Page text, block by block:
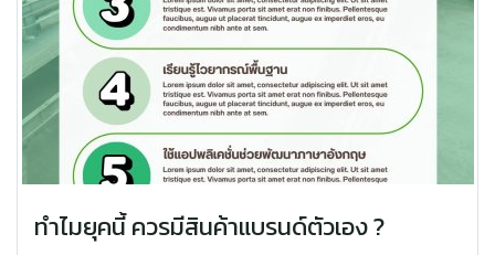
ทำไมยุคนี้ ควรมีสินค้าแบรนด์ตัวเอง ?